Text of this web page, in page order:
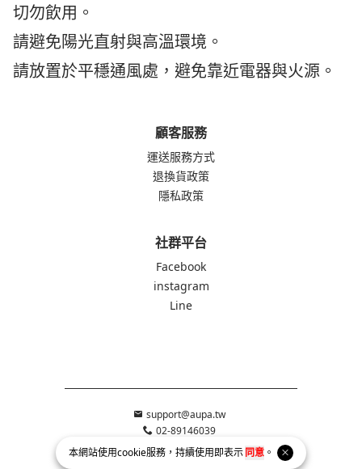
本網站使用cookie服務，持續使用即表示同意 。
切勿飲用。
請避免陽光直射與高溫環境。
請放置於平穩通風處，避免靠近電器與火源。
顧客服務
運送服務方式
退換貨政策
隱私政策
社群平台
Facebook
instagram
Line
support@aupa.tw
02-89146039
231新北市新店區寶慶街83號